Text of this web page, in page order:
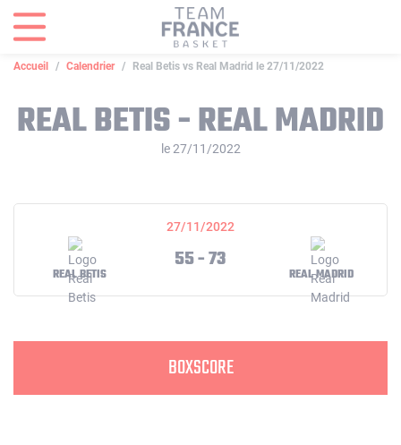
Accueil Calendrier Real Betis vs Real Madrid le 27/11/2022
REAL BETIS - REAL MADRID
le 27/11/2022
27/11/2022
REAL BETIS
55 - 73
REAL MADRID
BOXSCORE
Panneau de gestion des cookies